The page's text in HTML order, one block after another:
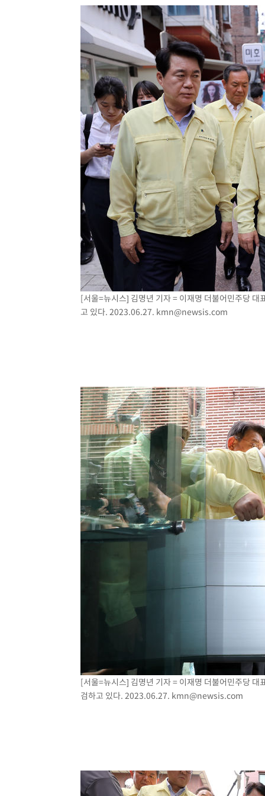
[서울=뉴시스] 김명년 기자 = 이재명 더불어민주당
고 있다. 2023.06.27. kmn@newsis.com
[서울=뉴시스] 김명년 기자 = 이재명 더불어민주당
검하고 있다. 2023.06.27. kmn@newsis.com